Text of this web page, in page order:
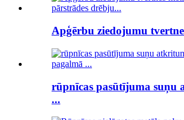
Apģērbu ziedojumu
rūpnīcas pasūtījuma suņu
...